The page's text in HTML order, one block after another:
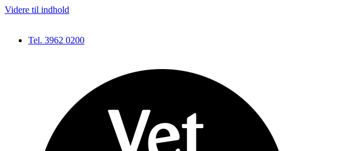
Videre til indhold
Tel. 3962 0200